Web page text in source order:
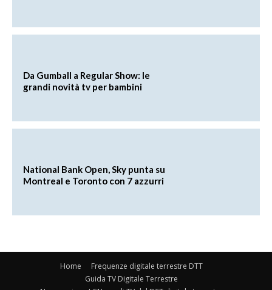
Da Gumball a Regular Show: le
grandi novità tv per bambini
National Bank Open, Sky punta su
Montreal e Toronto con 7 azzurri
Home
Frequenze digitale terrestre DTT
Guida TV Digitale Terrestre